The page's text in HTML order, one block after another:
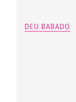
DEU BABADO